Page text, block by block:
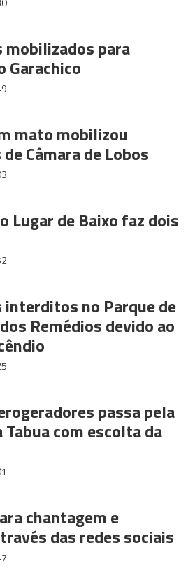
mobilizados para
Garachico
mato mobilizou
Câmara de Lobos
Lugar de Baixo faz dois
interditos no Parque de
Remédios devido ao
passa pela
com escolta da
chantagem e
das redes sociais